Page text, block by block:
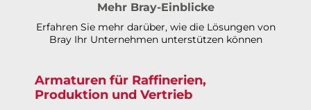
Mehr Bray-Einblicke
Erfahren Sie mehr darüber, wie die Lösungen von
Bray Ihr Unternehmen unterstützen können
Armaturen für Raffinerien,
Produktion und Vertrieb